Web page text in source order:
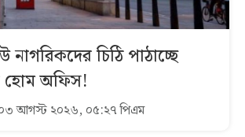
চিঠি পাঠাচ্ছে
হোম অফিস!
আগস্ট ২০২৬, ০৫:২৭ পিএম